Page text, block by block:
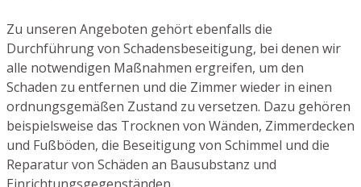
Zu unseren Angeboten gehört ebenfalls die
Durchführung von Schadensbeseitigung, bei denen wir
alle notwendigen Maßnahmen ergreifen, um den
Schaden zu entfernen und die Zimmer wieder in einen
ordnungsgemäßen Zustand zu versetzen. Dazu gehören
beispielsweise das Trocknen von Wänden, Zimmerdecken
und Fußböden, die Beseitigung von Schimmel und die
Reparatur von Schäden an Bausubstanz und